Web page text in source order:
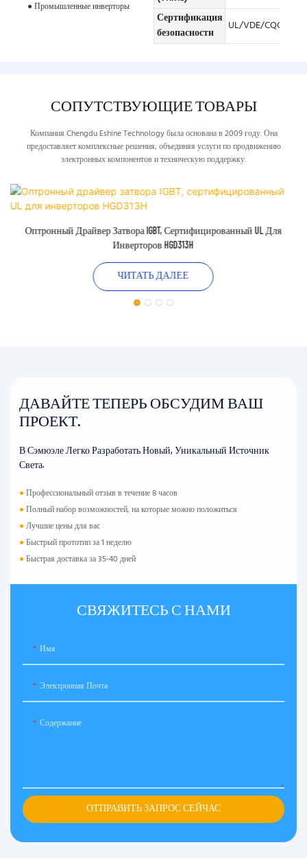
● Промышленные инверторы
Сертификация
безопасности
UL/VDE/CQC
СОПУТСТВУЮЩИЕ ТОВАРЫ
Компания Chengdu Eshine Technology была основана в 2009 году. Она
предоставляет комплексные решения, объединяя услуги по продвижению
электронных компонентов и техническую поддержку.
Оптронный Драйвер Затвора IGBT, Сертифицированный UL Для
Инверторов HGD313H
ЧИТАТЬ ДАЛЕЕ
ДАВАЙТЕ ТЕПЕРЬ ОБСУДИМ ВАШ
ПРОЕКТ.
В Сэмюэле Легко Разработать Новый, Уникальный Источник
Света.
●Профессиональный отзыв в течение 8 часов
●Полный набор возможностей, на которые можно положиться
●Лучшие цены для вас
●Быстрый прототип за 1 неделю
●Быстрая доставка за 35-40 дней
СВЯЖИТЕСЬ С НАМИ
Имя
Электронная Почта
Содержание
ОТПРАВИТЬ ЗАПРОС СЕЙЧАС